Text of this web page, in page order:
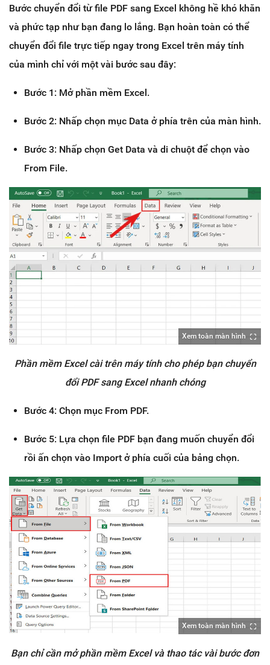
Bước chuyển đổi từ file PDF sang Excel không hề khó khăn
và phức tạp như bạn đang lo lắng. Bạn hoàn toàn có thể
chuyển đổi file trực tiếp ngay trong Excel trên máy tính
của mình chỉ với một vài bước sau đây:
Bước 1: Mở phần mềm Excel.
Bước 2: Nhấp chọn mục Data ở phía trên của màn hình.
Bước 3: Nhấp chọn Get Data và di chuột để chọn vào
From File.
Xem toàn màn hình
Phần mềm Excel cài trên máy tính cho phép bạn chuyển
đổi PDF sang Excel nhanh chóng
Bước 4: Chọn mục From PDF.
Bước 5: Lựa chọn file PDF bạn đang muốn chuyển đổi
rồi ấn chọn vào Import ở phía cuối của bảng chọn.
Xem toàn màn hình
Bạn chỉ cần mở phần mềm Excel và thao tác vài bước đơn